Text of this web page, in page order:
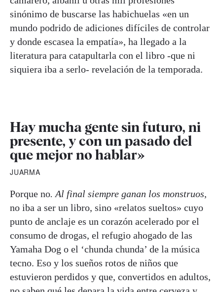
sinónimo de buscarse las habichuelas «en un
mundo podrido de adiciones difíciles de controlar
y donde escasea la empatía», ha llegado a la
literatura para catapultarla con el libro -que ni
siquiera iba a serlo- revelación de la temporada.
Hay mucha gente sin futuro, ni
presente, y con un pasado del
que mejor no hablar»
JUARMA
Porque no. Al final siempre ganan los monstruos,
no iba a ser un libro, sino «relatos sueltos» cuyo
punto de anclaje es un corazón acelerado por el
consumo de drogas, el refugio ahogado de las
Yamaha Dog o el ‘chunda chunda’ de la música
tecno. Eso y los sueños rotos de niños que
estuvieron perdidos y que, convertidos en adultos,